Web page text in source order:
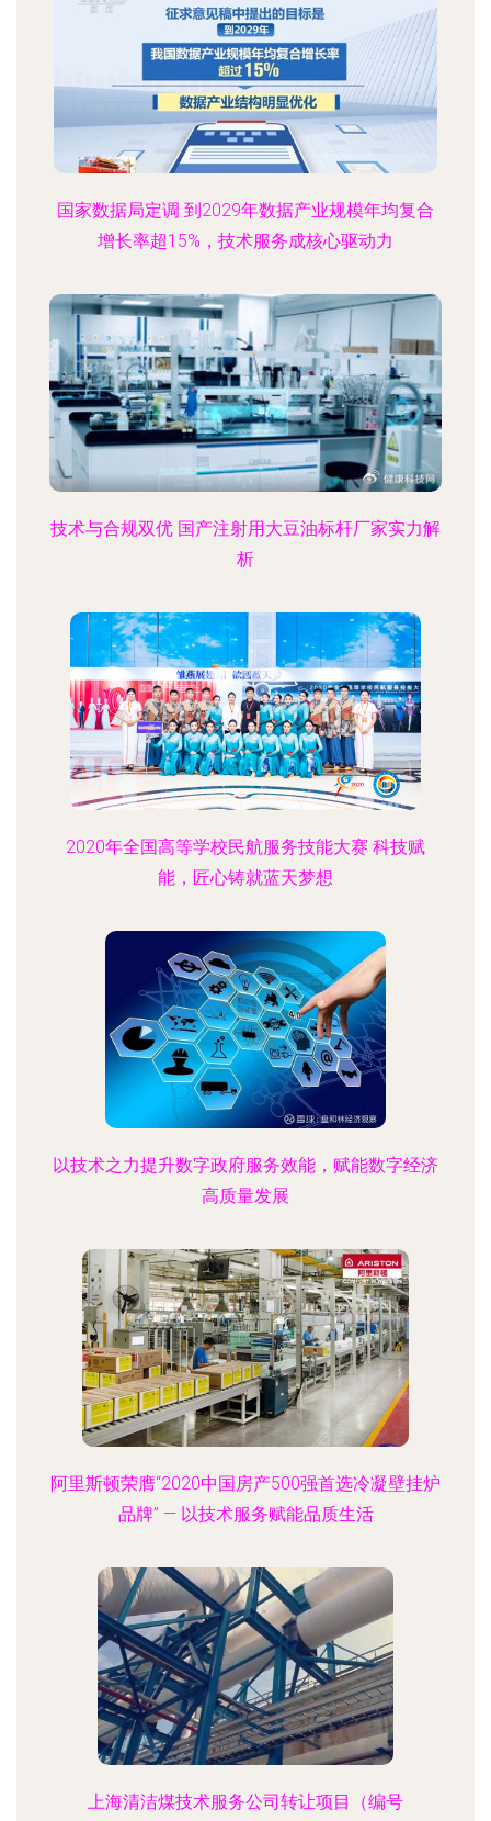
国家数据局定调 到2029年数据产业规模年均复合
增长率超15%，技术服务成核心驱动力
技术与合规双优 国产注射用大豆油标杆厂家实力解
析
2020年全国高等学校民航服务技能大赛 科技赋
能，匠心铸就蓝天梦想
以技术之力提升数字政府服务效能，赋能数字经济
高质量发展
阿里斯顿荣膺“2020中国房产500强首选冷凝壁挂炉
品牌” — 以技术服务赋能品质生活
上海清洁煤技术服务公司转让项目（编号